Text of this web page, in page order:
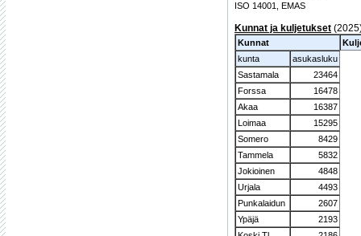
ISO 14001, EMAS
Kunnat ja kuljetukset
Kunnat
kunta
asukasluku
Sastamala
23464
Forssa
16478
Akaa
16387
Loimaa
15295
Somero
8429
Tammela
5832
Jokioinen
4848
Urjala
4493
Punkalaidun
2607
Ypäjä
2193